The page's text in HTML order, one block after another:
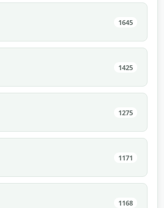
1645
1425
1275
1171
1168